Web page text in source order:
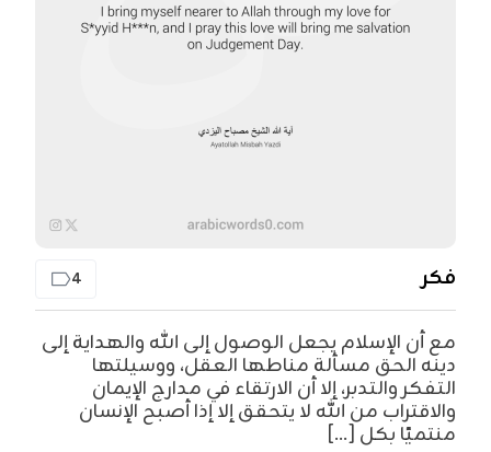
فكر 4
مع أن الإسلام يجعل الوصول إلى الله والهداية إلى
دينه الحق مسألة مناطها العقل، ووسيلتها
التفكر والتدبر، إلا أن الارتقاء في مدارج الإيمان
والاقتراب من الله لا يتحقق إلا إذا أصبح الإنسان
منتميًا بكل [...]